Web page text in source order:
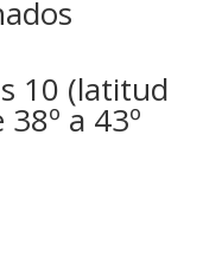
10 (latitud
a 43º